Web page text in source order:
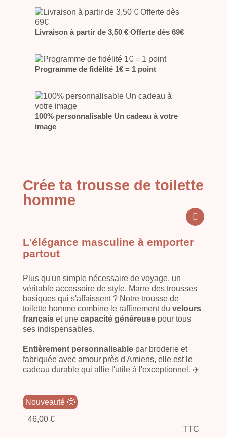
Livraison à partir de 3,50 € Offerte dès 69€
Programme de fidélité 1€ = 1 point
100% personnalisable Un cadeau à votre
image
Crée ta trousse de toilette
homme
L'élégance masculine à emporter
partout
Plus qu'un simple nécessaire de voyage, un
véritable accessoire de style. Marre des trousses
basiques qui s'affaissent ? Notre trousse de
toilette homme combine le raffinement du velours
français et une capacité généreuse pour tous
ses indispensables.
Entièrement personnalisable par broderie et
fabriquée avec amour près d'Amiens, elle est le
cadeau durable qui allie l'utile à l'exceptionnel. ✈️
Nouveauté 🤩
46,00 €
TTC